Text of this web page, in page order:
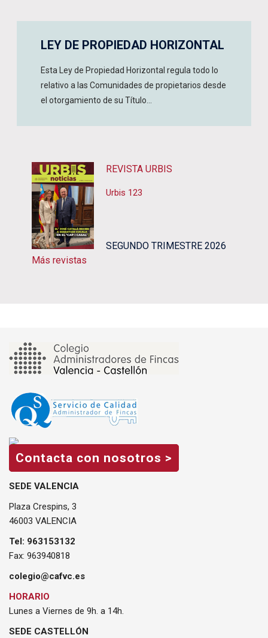
LEY DE PROPIEDAD HORIZONTAL
Esta Ley de Propiedad Horizontal regula todo lo
relativo a las Comunidades de propietarios desde
el otorgamiento de su Título...
REVISTA URBIS
Urbis 123
SEGUNDO TRIMESTRE 2026
Más revistas
Contacta con nosotros >
SEDE VALENCIA
Plaza Crespins, 3
46003 VALENCIA
Tel: 963153132
Fax: 963940818
colegio@cafvc.es
HORARIO
Lunes a Viernes de 9h. a 14h.
SEDE CASTELLÓN